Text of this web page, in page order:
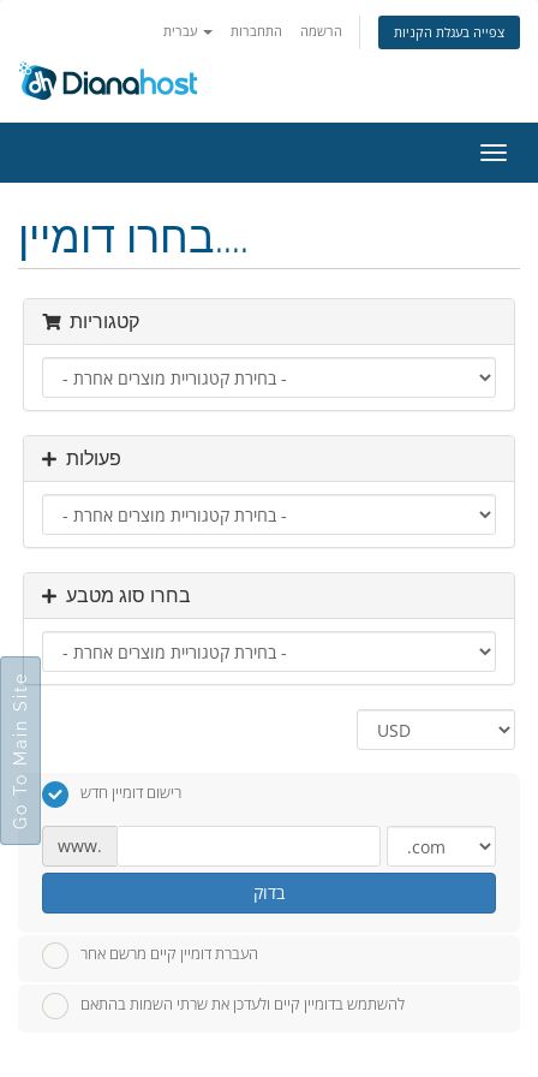
התחברות הרשמה צפייה בעגלת הקניות
ניווט
בחרו דומיין....
קטגוריות
פעולות
בחרו סוג מטבע
רישום דומיין חדש
www.
בדוק
העברת דומיין קיים מרשם אחר
להשתמש בדומיין קיים ולעדכן את שרתי השמות בהתאם
Go To Main Site